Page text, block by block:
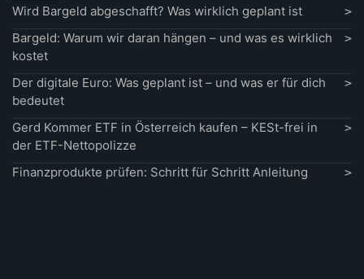
Wird Bargeld abgeschafft? Was wirklich geplant ist
Bargeld: Warum wir daran hängen – und was es wirklich
kostet
Der digitale Euro: Was geplant ist – und was er für dich
bedeutet
Gerd Kommer ETF in Österreich kaufen – KESt-frei in
der ETF-Nettopolizze
Finanzprodukte prüfen: Schritt für Schritt Anleitung